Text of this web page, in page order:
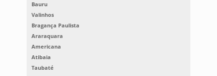
Bauru
Valinhos
Bragança Paulista
Araraquara
Americana
Atibaia
Taubaté